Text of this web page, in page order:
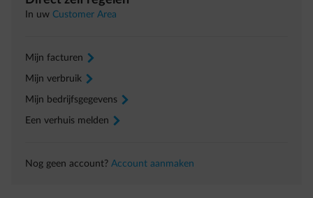
In uw Customer Area
Mijn facturen arrow-right
Mijn verbruik arrow-right
Mijn bedrijfsgegevens arrow-right
Een verhuis melden arrow-right
Nog geen account? Account aanmaken